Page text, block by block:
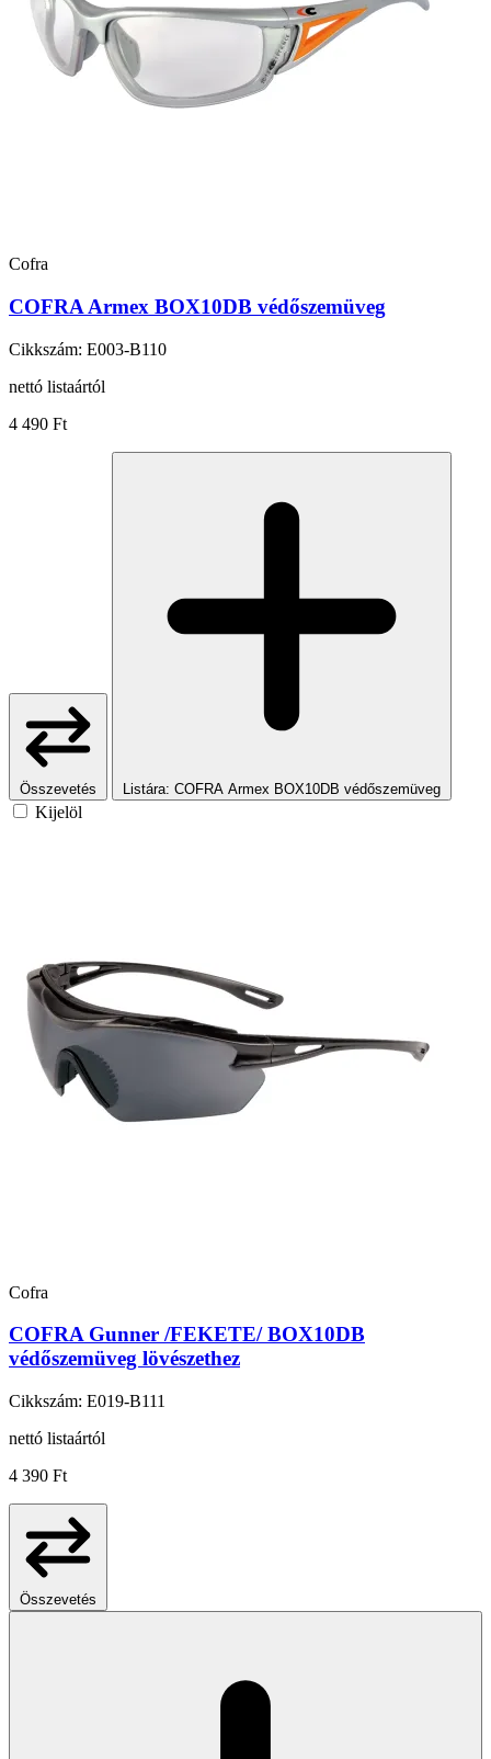
Cofra
COFRA Armex BOX10DB védőszemüveg
Cikkszám: E003-B110
nettó listaártól
4 490 Ft
Összevetés Listára: COFRA Armex BOX10DB védőszemüveg
Kijelöl
Cofra
COFRA Gunner /FEKETE/ BOX10DB
védőszemüveg lövészethez
Cikkszám: E019-B111
nettó listaártól
4 390 Ft
Összevetés